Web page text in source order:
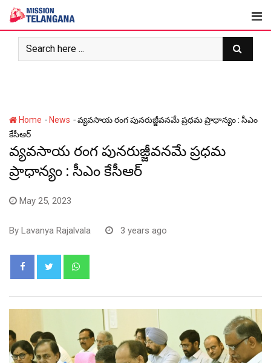
Skip
content
Home - News -వ్యవసాయ రంగ పునరుజ్జీవనమే ప్రధమ ప్రాధాన్యం : సీఎం
కేసీఆర్
వ్యవసాయ రంగ పునరుజ్జీవనమే ప్రధమ
ప్రాధాన్యం : సీఎం కేసీఆర్
May 25, 2023
By Lavanya Rajalvala 3 years ago